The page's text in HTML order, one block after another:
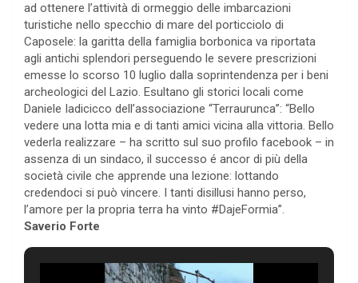
ad ottenere l’attività di ormeggio delle imbarcazioni
turistiche nello specchio di mare del porticciolo di
Caposele: la garitta della famiglia borbonica va riportata
agli antichi splendori perseguendo le severe prescrizioni
emesse lo scorso 10 luglio dalla soprintendenza per i beni
archeologici del Lazio. Esultano gli storici locali come
Daniele Iadicicco dell’associazione “Terraurunca”: “Bello
vedere una lotta mia e di tanti amici vicina alla vittoria. Bello
vederla realizzare – ha scritto sul suo profilo facebook – in
assenza di un sindaco, il successo é ancor di più della
società civile che apprende una lezione: lottando
credendoci si può vincere. I tanti disillusi hanno perso,
l’amore per la propria terra ha vinto #DajeFormia”.
Saverio Forte